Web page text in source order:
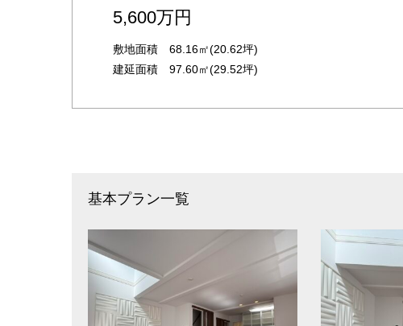
5,600万円
敷地面積 68.16㎡(20.62坪)
建延面積 97.60㎡(29.52坪)
基本プラン一覧